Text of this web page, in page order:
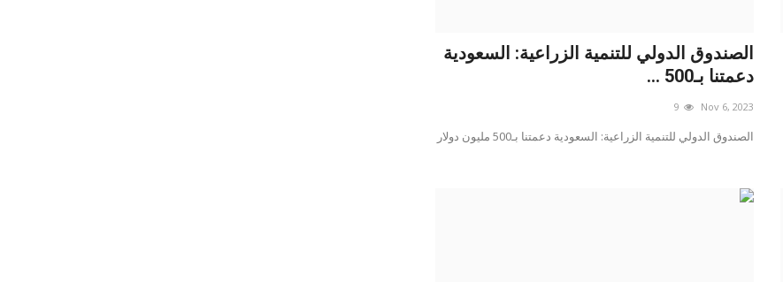
الصندوق الدولي للتنمية الزراعية: السعودية
دعمتنا بـ500 ...
Nov 6, 2023
9
الصندوق الدولي للتنمية الزراعية: السعودية دعمتنا بـ500 مليون دولار